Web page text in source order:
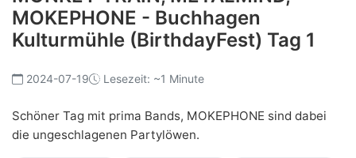
MOKEPHONE - Buchhagen
Kulturmühle (BirthdayFest) Tag 1
2024-07-19 Lesezeit: ~1 Minute
Schöner Tag mit prima Bands, MOKEPHONE sind dabei
die ungeschlagenen Partylöwen.